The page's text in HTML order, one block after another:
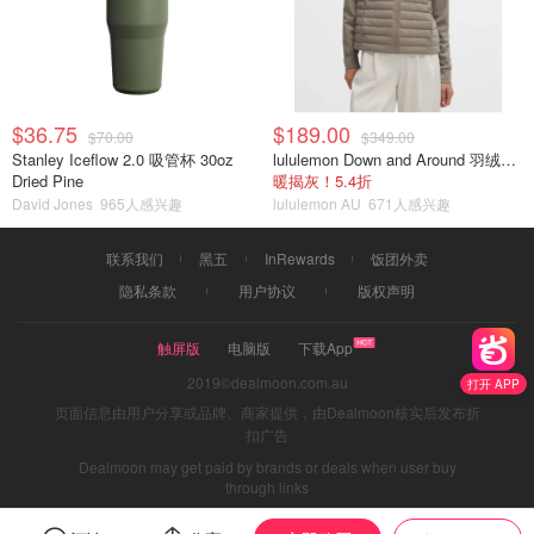
打开 APP
$36.75 $70.00
Stanley Iceflow 2.0 吸管杯 30oz
Dried Pine
David Jones 965人感兴趣
$189.00 $349.00
lululemon Down and Around 羽绒夹克
暖揭灰！5.4折
lululemon AU 671人感兴趣
联系我们 黑五 InRewards
饭团外卖
隐私条款
用户协议 版权声明
触屏版 电脑版
下载App
2019©dealmoon.com.au
页面信息由用户分享或品牌、商家提供，由Dealmoon核实后发布折
扣广告
Dealmoon may get paid by brands or deals when user buy
through links